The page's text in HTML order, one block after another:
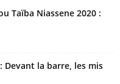
Taïba Niassene 2020 :
Devant la barre, les mis